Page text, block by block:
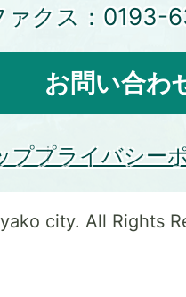
ァクス： 0193-
お問い合わ
ププライバシー
city. All Rights